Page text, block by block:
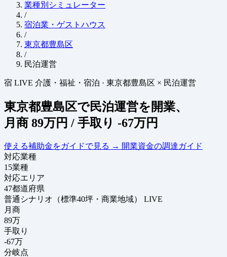
業種別シミュレーター
/
宿泊業・ゲストハウス
/
東京都豊島区
/
民泊運営
宿 LIVE 介護・福祉・宿泊 · 東京都豊島区 × 民泊運営
東京都豊島区で民泊運営を開業、
月商 89万円 / 手取り -67万円
使える補助金をガイドで見る → 開業資金の調達ガイド
対応業種
15業種
対応エリア
47都道府県
普通シナリオ（標準40坪・商業地域）
LIVE
月商
89万
手取り
-67万
分岐点